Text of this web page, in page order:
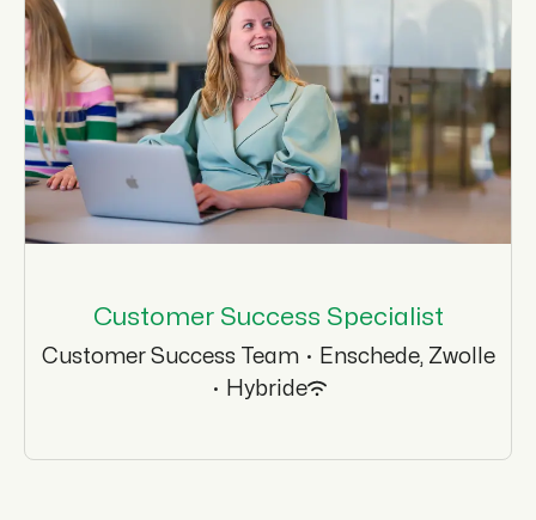
Customer Success Specialist
Customer Success Team · Enschede, Zwolle
· Hybride